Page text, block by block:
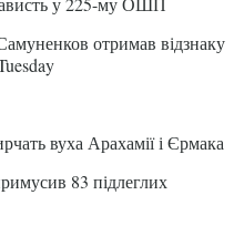
отримав відзнаку
вуха Арахамії і Єрмака
83 підлеглих